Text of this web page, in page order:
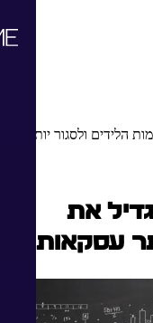
הלידים ולסגור יותר
את
עסקאות